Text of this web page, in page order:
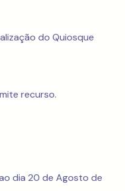
do Quiosque
recurso.
dia 20 de Agosto de